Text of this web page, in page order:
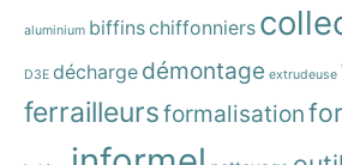
aluminium biffinschiffonniers
D3E décharge démontage extrudeuse
ferrailleursformalisation